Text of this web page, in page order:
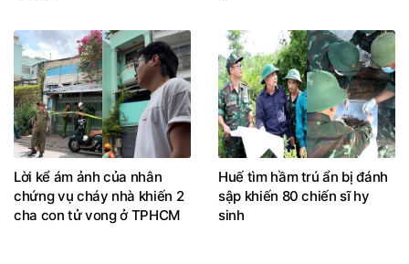
Lời kể ám ảnh của nhân
chứng vụ cháy nhà khiến 2
cha con tử vong ở TPHCM
Huế tìm hầm trú ẩn bị đánh
sập khiến 80 chiến sĩ hy
sinh